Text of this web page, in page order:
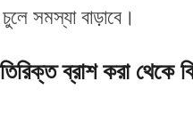
সমস্যা বাড়াবে।
ব্রাশ করা থেকে